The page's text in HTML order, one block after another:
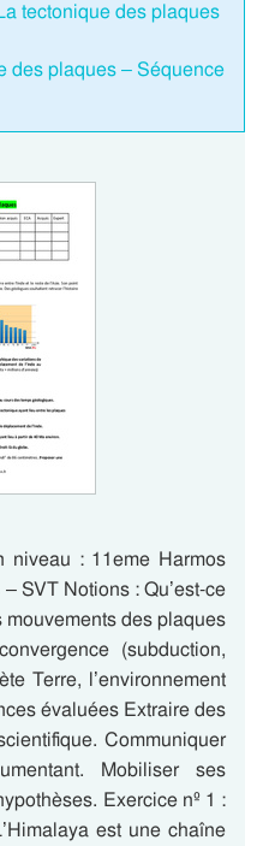
tectonique des plaques
des plaques – Séquence
niveau : 11eme Harmos
SVT Notions : Qu’est-ce
des plaques
(subduction,
Terre, l’environnement
évaluées Extraire des
Communiquer
Mobiliser ses
Exercice nº 1 :
est une chaîne